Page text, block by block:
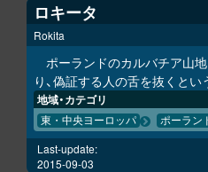
ロキータ
Rokita
ポーランドのカルバチア山
り、偽証する人の舌を抜くとい
地域・カテゴリ
東・中央ヨーロッパ ポーラン
Last-update:
2015-09-03